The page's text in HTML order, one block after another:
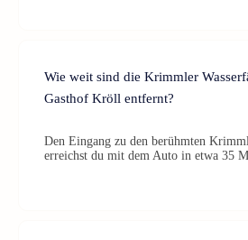
Wie weit sind die Krimmler
Gasthof Kröll entfernt?
Den Eingang zu den berühmten
erreichst du mit dem Auto in etwa 35